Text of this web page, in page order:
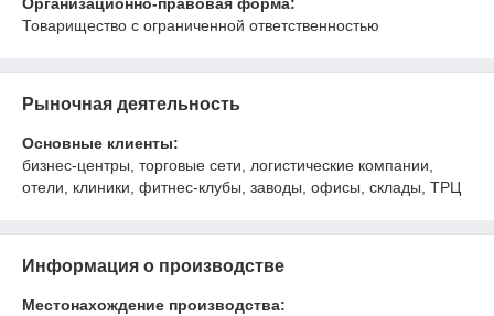
Товарищество с ограниченной ответственностью
Рыночная деятельность
Основные клиенты:
бизнес-центры, торговые сети, логистические компании,
отели, клиники, фитнес-клубы, заводы, офисы, склады, ТРЦ
Информация о производстве
Местонахождение производства: